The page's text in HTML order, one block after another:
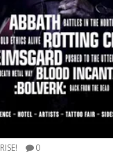
RISE! 0